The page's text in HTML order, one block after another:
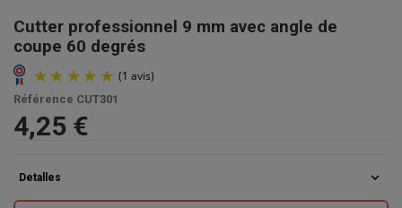
Cutter professionnel 9 mm avec angle de
coupe 60 degrés
Référence CUT301
4,25 €
Detalles expand_more